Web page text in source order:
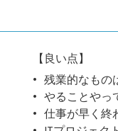
【良い点】
残業的なもの
やることやっ
仕事が早く終